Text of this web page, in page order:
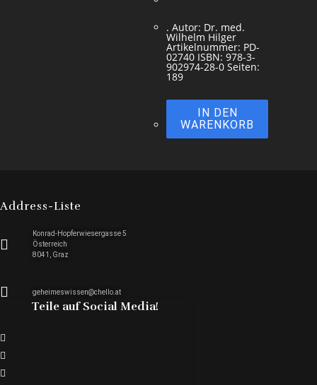
. Autor: Dr. med.
Wilhelm Hilger
Artikelnummer: PD-
02740 ISBN: 978-3-
902974-28-0 Seiten:
189
IN DEN
WARENKORB
Address-Liste
Konrad-Hopferwiesergasse 5
Österreich
8041, Graz
geheimeswissen@chello.at
Teile auf Social Media!